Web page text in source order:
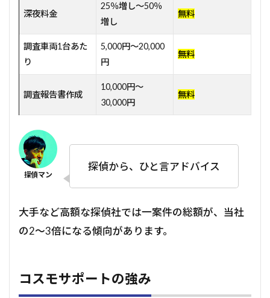
深夜料金
25％増し～50％
増し
無料
調査車両1台あた
り
5,000円～20,000
円
無料
調査報告書作成
10,000円～
30,000円
無料
探偵から、ひと言アドバイス
大手など高額な探偵社では一案件の総額が、当社
の2～3倍になる傾向があります。
コスモサポートの強み